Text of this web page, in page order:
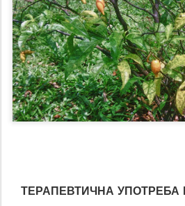
ТЕРАПЕВТИЧНА УПОТРЕБА